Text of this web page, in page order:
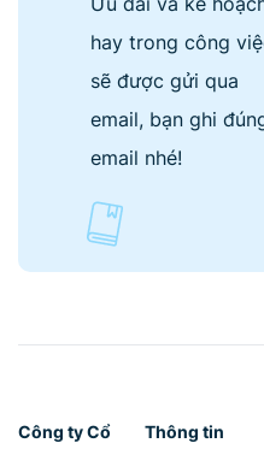
hay trong công
sẽ được gửi qua
email, bạn ghi
email nhé!
Công ty Cổ
Thông tin